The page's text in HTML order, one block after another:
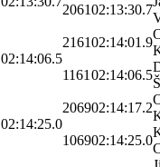
206102:13:30.7
02:14:06.5
216102:14:01.9
1161 02:14:06.5
02:14:25.0
206902:14:17.2
106902:14:25.0